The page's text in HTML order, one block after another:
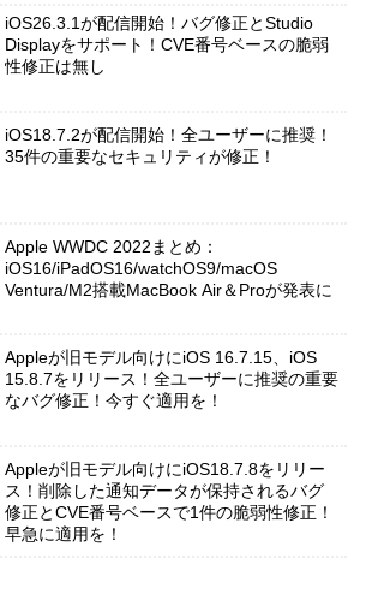
iOS26.3.1が配信開始！バグ修正とStudio
Displayをサポート！CVE番号ベースの脆弱
性修正は無し
iOS18.7.2が配信開始！全ユーザーに推奨！
35件の重要なセキュリティが修正！
Apple WWDC 2022まとめ：
iOS16/iPadOS16/watchOS9/macOS
Ventura/M2搭載MacBook Air＆Proが発表に
Appleが旧モデル向けにiOS 16.7.15、iOS
15.8.7をリリース！全ユーザーに推奨の重要
なバグ修正！今すぐ適用を！
Appleが旧モデル向けにiOS18.7.8をリリー
ス！削除した通知データが保持されるバグ
修正とCVE番号ベースで1件の脆弱性修正！
早急に適用を！